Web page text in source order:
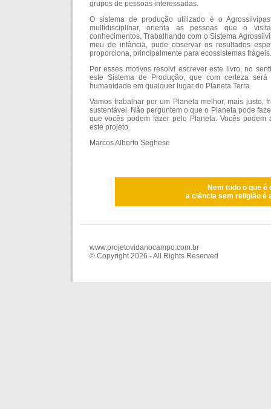
grupos de pessoas interessadas.
O sistema de produção utilizado é o
multidisciplinar, orienta as pessoas que o
conhecimentos. Trabalhando com o Sistema
meu de infância, pude observar os resultados
proporciona, principalmente para ecossistemas frágeis.
Por esses motivos resolvi escrever este livro, no
este Sistema de Produção, que com certeza
humanidade em qualquer lugar do Planeta Terra.
Vamos trabalhar por um Planeta melhor, mais justo,
sustentável. Não perguntem o que o Planeta pode
que vocês podem fazer pelo Planeta. Vocês podem
este projeto.
Marcos Alberto Seghese
Nem tudo o que
a ciência sem religião é
www.projetovidanocampo.com.br
© Copyright 2026 - All Rights Reserved